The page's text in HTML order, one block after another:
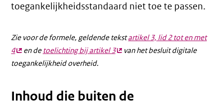
toegankelijkheidsstandaard niet toe te passen.
Zie voor de formele, geldende tekstartikel 3, lid 2 tot en met
4(externe
link)
en de toelichting bij artikel 3(externe
van het besluit digitale
toegankelijkheid overheid.
Inhoud die buiten de